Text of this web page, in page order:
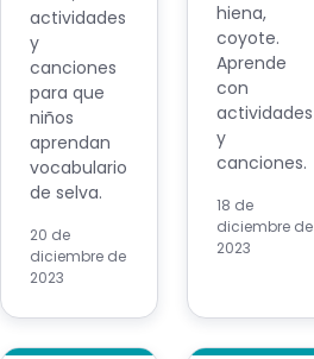
actividades
y
canciones
para que
niños
aprendan
vocabulario
de selva.
20 de
diciembre de
2023
hiena,
coyote.
Aprende
con
actividades
y
canciones.
18 de
diciembre de
2023